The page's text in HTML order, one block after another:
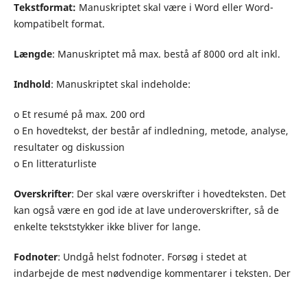
Tekstformat: Manuskriptet skal være i Word eller Word-
kompatibelt format.
Længde: Manuskriptet må max. bestå af 8000 ord alt inkl.
Indhold: Manuskriptet skal indeholde:
o Et resumé på max. 200 ord
o En hovedtekst, der består af indledning, metode, analyse,
resultater og diskussion
o En litteraturliste
Overskrifter: Der skal være overskrifter i hovedteksten. Det
kan også være en god ide at lave underoverskrifter, så de
enkelte tekststykker ikke bliver for lange.
Fodnoter: Undgå helst fodnoter. Forsøg i stedet at
indarbejde de mest nødvendige kommentarer i teksten. Der